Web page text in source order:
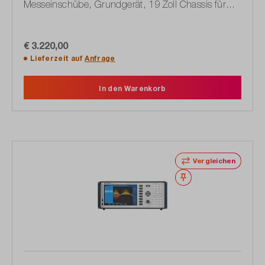
Messeinschübe, Grundgerät, 19 Zoll Chassis für
€ 3.220,00
Lieferzeit aufAnfrage
In den Warenkorb
Vergleichen
Merken